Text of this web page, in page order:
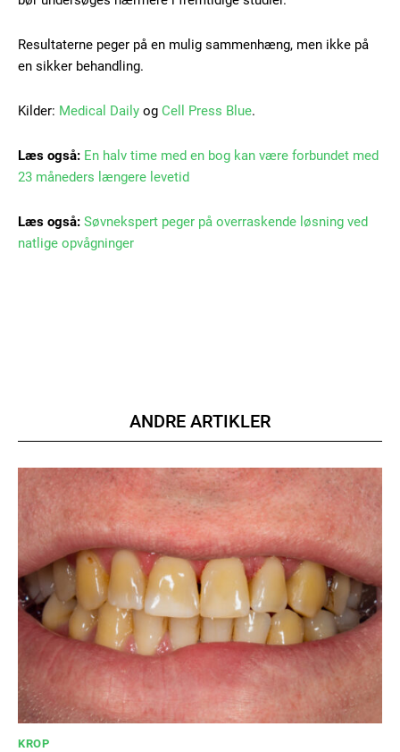
Gratis
Praesent euismod ac
Ut mollis pellentesque tortor
Donec quis est ac felis
Orci varius natoque dolor
100DKK / year
Etiam est nibh, lobortis sit
Praesent euismod ac
Ut mollis pellentesque tortor
Nullam eu erat condimentum
Donec quis est ac felis
Orci varius natoque dolor
YEARLY PRICING MONTHLY PRICING
Resultaterne peger på en mulig sammenhæng, men ikke på
en sikker behandling.
Kilder: Medical Daily og Cell Press Blue.
Læs også: En halv time med en bog kan være forbundet med
23 måneders længere levetid
Læs også: Søvnekspert peger på overraskende løsning ved
natlige opvågninger
ANDRE ARTIKLER
KROP